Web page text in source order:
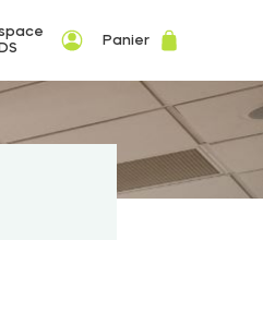
Panier